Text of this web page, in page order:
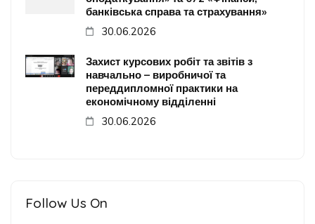
банківська справа та страхування»
30.06.2026
Захист курсових робіт та звітів з
навчально – виробничої та
переддипломної практики на
економічному відділенні
30.06.2026
Follow Us On